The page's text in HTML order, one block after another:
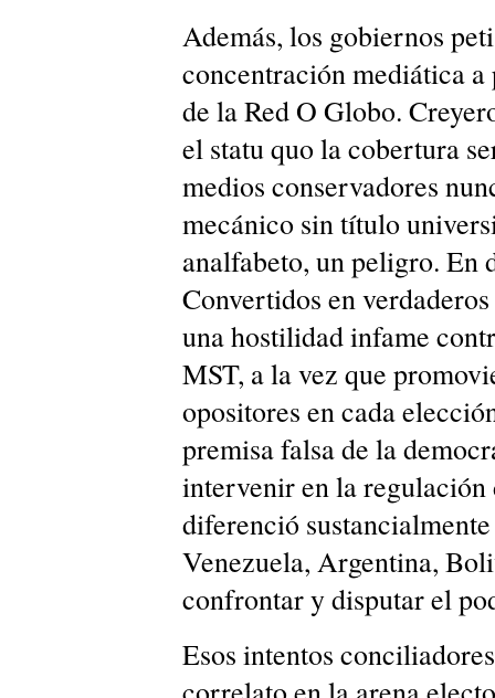
Además, los gobiernos
concentración mediática a
de la Red O Globo.
el statu quo la cobertura
medios conservadores
mecánico sin título
analfabeto, un peligro. En
Convertidos en
una hostilidad infame
MST, a la vez que
opositores en cada
premisa falsa de la
intervenir en la regulación
diferenció
Venezuela, Argentina,
confrontar y disputar el
Esos intentos